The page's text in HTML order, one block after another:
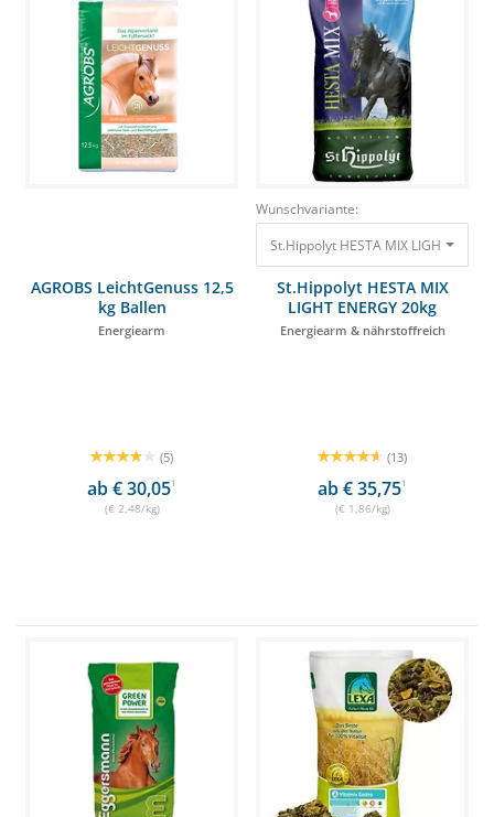
AGROBS LeichtGenuss 12,5
kg Ballen
Energiearm
(5)
ab € 30,051
(€ 2,48/kg)
Wunschvariante:
St.Hippolyt HESTA MIX LIGHT
St.Hippolyt HESTA MIX
LIGHT ENERGY 20kg
Energiearm & nährstoffreich
(13)
ab € 35,751
(€ 1,86/kg)